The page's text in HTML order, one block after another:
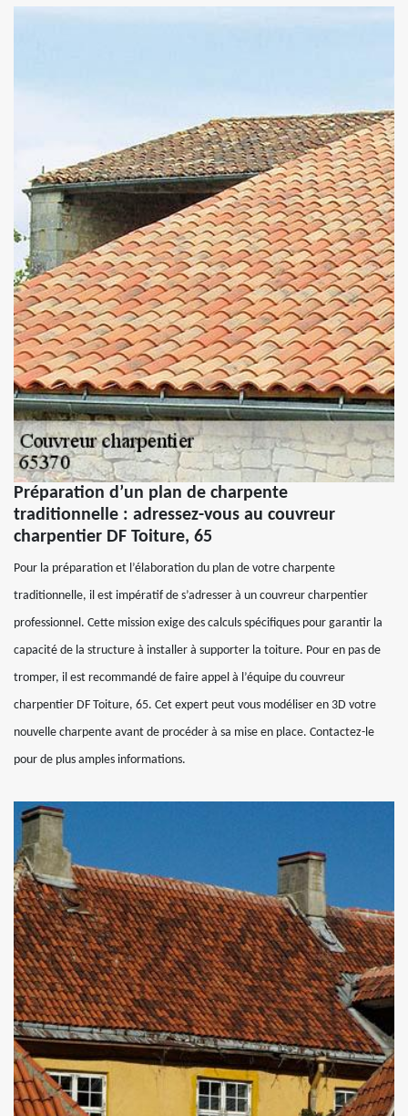
Préparation d’un plan de charpente
traditionnelle : adressez-vous au couvreur
charpentier DF Toiture, 65
Pour la préparation et l’élaboration du plan de votre charpente
traditionnelle, il est impératif de s’adresser à un couvreur charpentier
professionnel. Cette mission exige des calculs spécifiques pour garantir la
capacité de la structure à installer à supporter la toiture. Pour en pas de
tromper, il est recommandé de faire appel à l’équipe du couvreur
charpentier DF Toiture, 65. Cet expert peut vous modéliser en 3D votre
nouvelle charpente avant de procéder à sa mise en place. Contactez-le
pour de plus amples informations.